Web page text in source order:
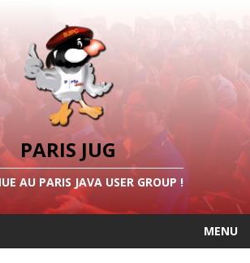
PARIS JUG
AU PARIS JAVA USER GROUP !
MENU